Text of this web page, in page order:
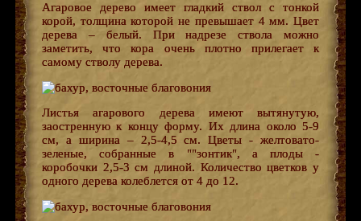
Агаровое дерево имеет гладкий ствол с тонкой
корой, толщина которой не превышает 4 мм. Цвет
дерева – белый. При надрезе ствола можно
заметить, что кора очень плотно прилегает к
самому стволу дерева.
Листья агарового дерева имеют вытянутую,
заостренную к концу форму. Их длина около 5-9
см, а ширина – 2,5-4,5 см. Цветы - желтовато-
зеленые, собранные в ""зонтик", а плоды -
коробочки 2,5-3 см длиной. Количество цветков у
одного дерева колеблется от 4 до 12.